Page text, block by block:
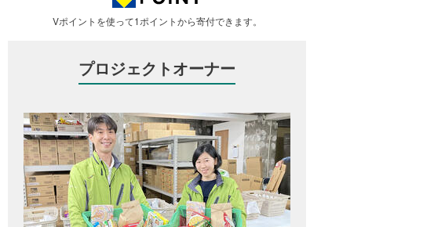
Vポイントを使って1ポイントから寄付できます。
プロジェクトオーナー